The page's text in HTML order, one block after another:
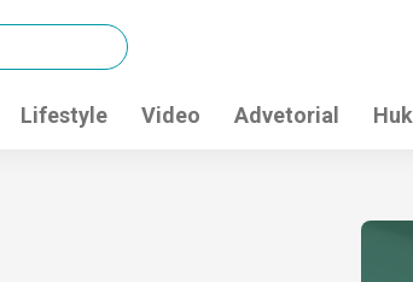
Lifestyle Video Advetorial